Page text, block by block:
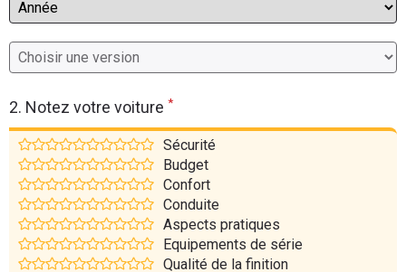
Moto
Marques
2. Notez votre voiture *
Sécurité
Budget
Confort
Conduite
Aspects pratiques
Equipements de série
Qualité de la finition